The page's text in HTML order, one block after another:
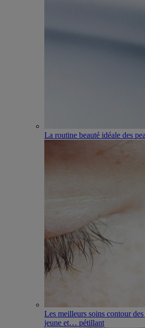
La routine beauté idéale des
Les meilleurs soins contour
jeune et… pétillant